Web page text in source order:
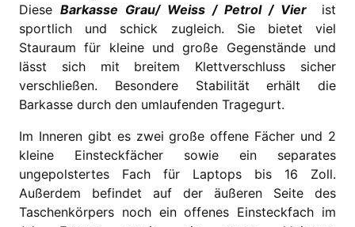
Diese Barkasse Grau/ Weiss / Petrol / Vier
ist
sportlich und schick zugleich. Sie bietet viel
Stauraum für kleine und große Gegenstände und
lässt sich mit breitem Klettverschluss sicher
verschließen. Besondere Stabilität erhält die
Barkasse durch den umlaufenden Tragegurt.
Im Inneren gibt es zwei große offene Fächer und 2
kleine Einsteckfächer sowie ein separates
ungepolstertes Fach für Laptops bis 16 Zoll.
Außerdem befindet auf der äußeren Seite des
Taschenkörpers noch ein offenes Einsteckfach im